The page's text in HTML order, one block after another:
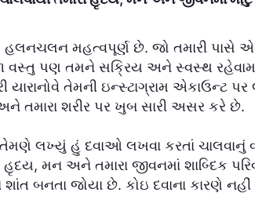
હલનચલન મહત્વપૂર્ણ છે. જો તમારી પાસે
વસ્તુ પણ તમને સક્રિય અને સ્વસ્થ
યારાનોવે તેમની ઇન્સ્ટાગ્રામ એકાઉન્ટ
તમારા શરીર પર ખુબ સારી અસર કરે છે.
તેમણે લખ્યું હું દવાઓ લખવા કરતાં ચાલવાનું
હૃદય, મન અને તમારા જીવનમાં શાબ્દિક
શાંત બનતા જોયા છે. કોઇ દવાના કારણે